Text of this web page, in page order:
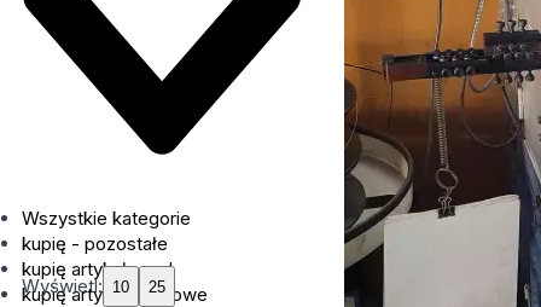
Wszystkie kategorie
kupię - pozostałe
kupię artykuły agd
kupię artykuły biurowe
Wyświetl: